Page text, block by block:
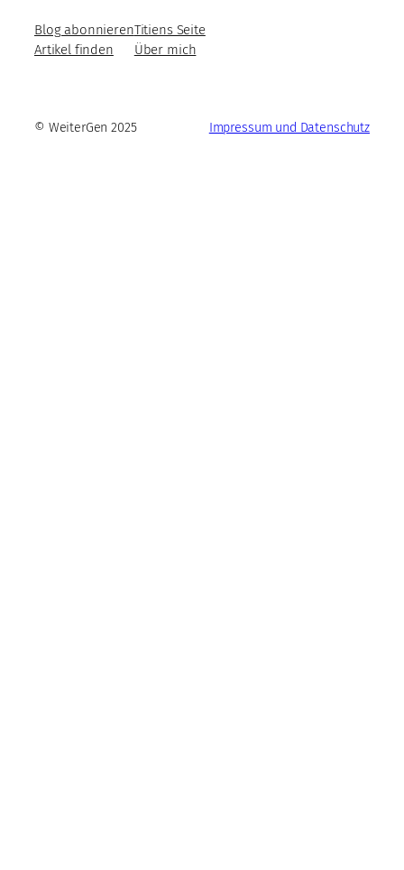
Blog abonnieren
Artikel finden
Titiens Seite
Über mich
© WeiterGen 2025 Impressum und Datenschutz